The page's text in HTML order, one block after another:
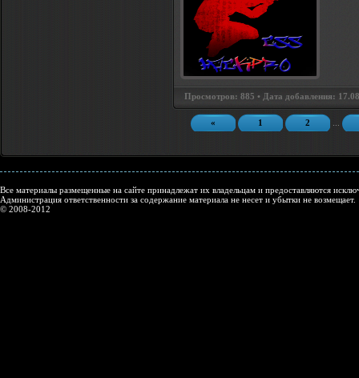
Просмотров: 885 • Дата добавления:
« 1 2
Все материалы размещенные на сайте принадлежат их владельцам и предоставляются
Администрация ответственности за содержание материала не несет и убытки не возмещает.
© 2008-2012